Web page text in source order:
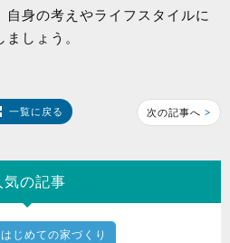
身の考えやライフスタイルに
しょう。
一覧に戻る 次の記事へ >
気の記事
はじめての家づくり